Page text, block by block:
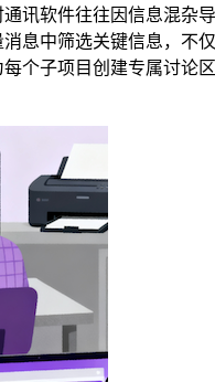
讯软件往往因信息混杂
息中筛选关键信息，不
个子项目创建专属讨论